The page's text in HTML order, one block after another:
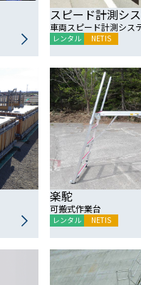
スピード計測シ
車両スピード計測シス
レンタル NETIS
楽駝
可搬式作業台
レンタル NETIS